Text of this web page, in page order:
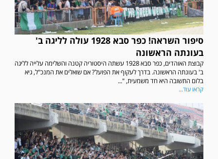
סיפור השראה! כפר סבא 1928 עולה לליגה ב'
בעונתה הראשונה
קבוצת האוהדים, כפר סבא 1928 עשתה היסטוריה קטנה והשלימה עלייה לליגה
ב' בעונתה הראשונה. בדרך לעקוף את הפועל? אם שואלים את המנכ"ל, גיא
בלום התשובה היא חד משמעית, "...
קראו עוד...